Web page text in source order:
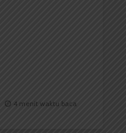
4 menit waktu baca